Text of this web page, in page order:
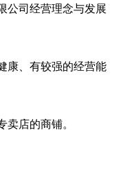
公司经营理念与发展
康、有较强的经营能
卖店的商铺。